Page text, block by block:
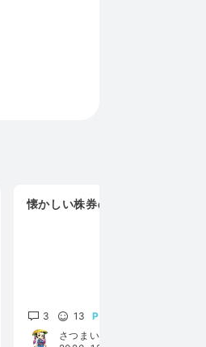
懐かしい株券の世界
3 13
さつまいモナ